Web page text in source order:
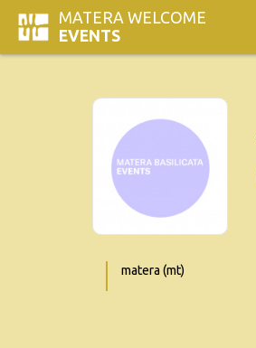
MATERA WELCOME
EVENTS
matera (mt)